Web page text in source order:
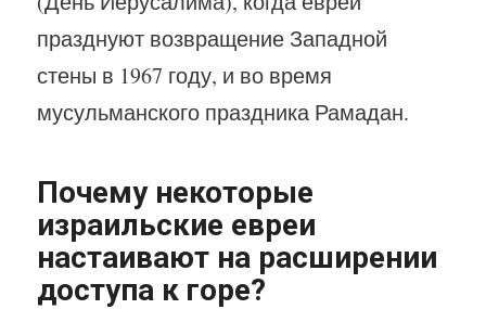
празднуют возвращение Западной
стены в 1967 году, и во время
мусульманского праздника Рамадан.
Почему некоторые
израильские евреи
настаивают на расширении
доступа к горе?